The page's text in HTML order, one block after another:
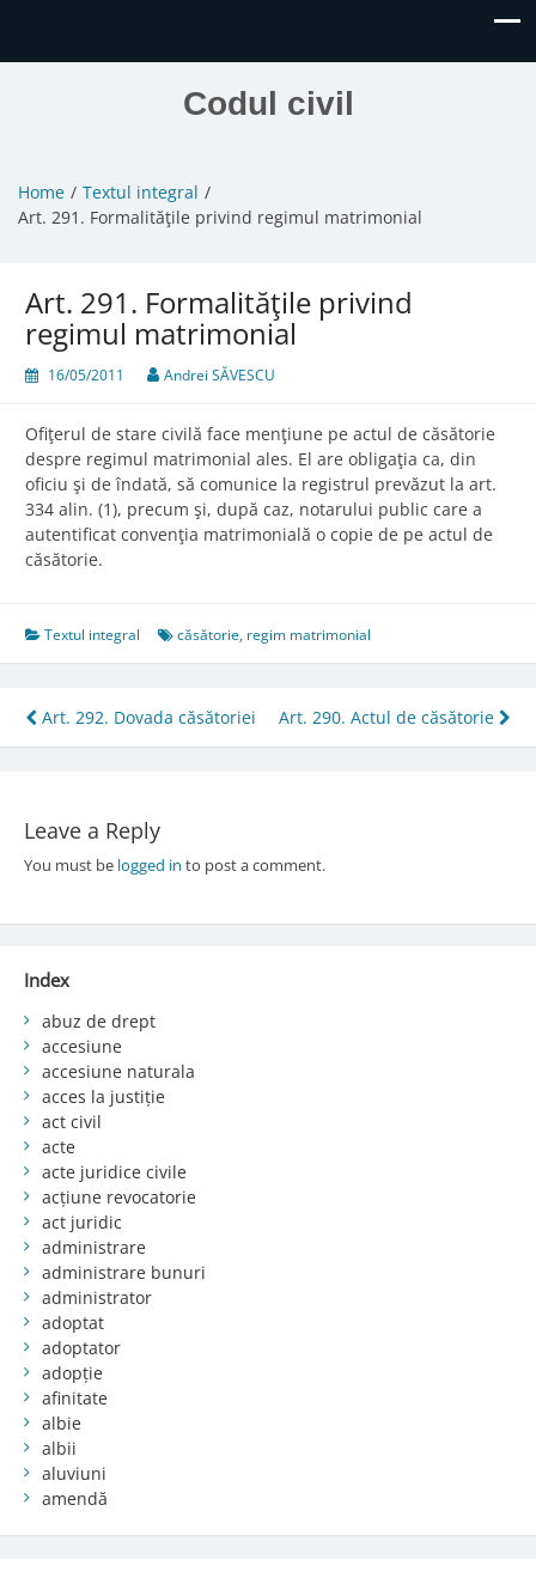
Codul civil
Home
Textul integral
Art. 291. Formalităţile privind regimul matrimonial
Art. 291. Formalităţile privind
regimul matrimonial
16/05/2011 Andrei SĂVESCU
Ofiţerul de stare civilă face menţiune pe actul de căsătorie
despre regimul matrimonial ales. El are obligaţia ca, din
oficiu şi de îndată, să comunice la registrul prevăzut la art.
334 alin. (1), precum şi, după caz, notarului public care a
autentificat convenţia matrimonială o copie de pe actul de
căsătorie.
Textul integral căsătorie, regim matrimonial
Post
navigation
Art. 292. Dovada căsătoriei Art. 290. Actul de căsătorie
Leave a Reply
You must be logged in to post a comment.
Index
abuz de drept
accesiune
accesiune naturala
acces la justiție
act civil
acte
acte juridice civile
acțiune revocatorie
act juridic
administrare
administrare bunuri
administrator
adoptat
adoptator
adopție
afinitate
albie
albii
aluviuni
amendă